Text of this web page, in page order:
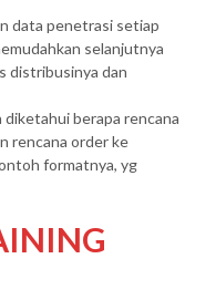
data penetrasi setiap
selanjutnya
distribusinya dan
berapa rencana
rencana order ke
formatnya, yg